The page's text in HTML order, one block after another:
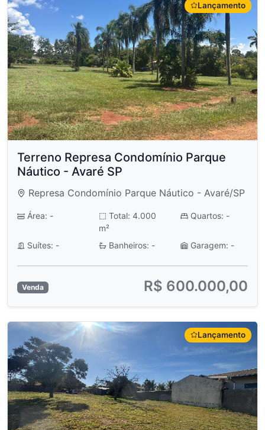
Lançamento
Terreno Represa Condomínio Parque
Náutico - Avaré SP
Represa Condomínio Parque Náutico - Avaré/SP
Área: -
Total: 4.000
m²
Quartos: -
Suítes: - Banheiros: - Garagem: -
Venda R$ 600.000,00
Lançamento